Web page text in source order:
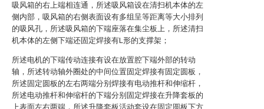
吸风箱的右上端相连通，所述吸风箱设在清扫机本体的左
侧内部，吸风箱的右侧表面设有多组呈等距离等大小排列
的吸风孔，所述吸风箱的下端座落在集尘板上，所述清扫
机本体的左侧下端还固定焊接有L形的支撑架；
所述电机的下端传动连接有设在放置腔下端外部的转动
轴，所述转动轴外圈处的中间位置固定焊接有固定圆板，
所述固定圆板的左右两端分别焊接有电动推杆和伸缩杆，
所述电动推杆和伸缩杆的下端分别固定焊接在升降套板的
上表面左右两端，所述升降套板活动套设在固定圆板下方